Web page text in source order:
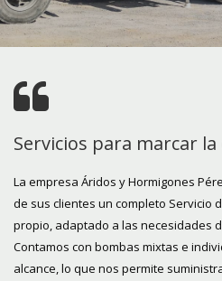
Servicios para marcar
La empresa Áridos y Hormigones
de sus clientes un completo Servicio
propio, adaptado a las necesidades
Contamos con bombas mixtas e
alcance, lo que nos permite